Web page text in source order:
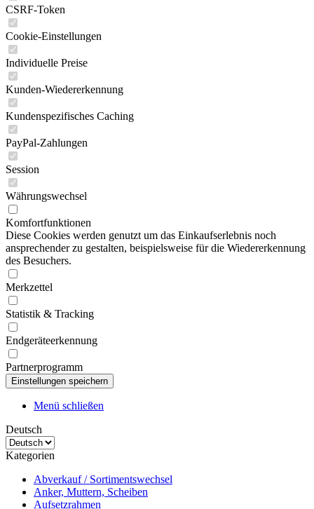
CSRF-Token
Cookie-Einstellungen
Individuelle Preise
Kunden-Wiedererkennung
Kundenspezifisches Caching
PayPal-Zahlungen
Session
Währungswechsel
Komfortfunktionen
Diese Cookies werden genutzt um das Einkaufserlebnis noch
ansprechender zu gestalten, beispielsweise für die Wiedererkennung
des Besuchers.
Merkzettel
Statistik & Tracking
Endgeräteerkennung
Partnerprogramm
Menü schließen
Deutsch
Kategorien
Abverkauf / Sortimentswechsel
Anker, Muttern, Scheiben
Aufsetzrahmen